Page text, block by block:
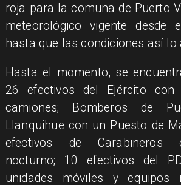
roja para la comuna de Puerto
meteorológico vigente
hasta que las condiciones así lo
Hasta el momento, se
26 efectivos del Ejército
camiones; Bomberos de
Llanquihue con un Puesto de
efectivos de Carabineros
nocturno; 10 efectivos del
unidades móviles y equipos